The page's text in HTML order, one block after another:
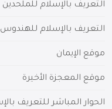
التعريف بالإسلام للملحدين
التعريف بالإسلام للهندوس
موقع الإيمان
موقع المعجزة الأخيرة
الحوار المباشر للتعريف